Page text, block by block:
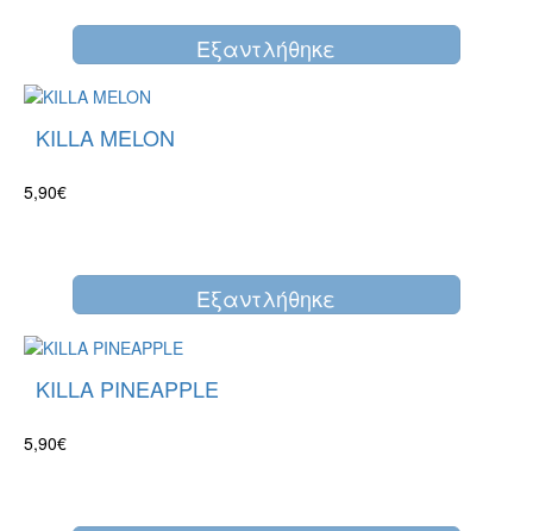
Eξαντλήθηκε
KILLA MELON
5,90€
Eξαντλήθηκε
KILLA PINEAPPLE
5,90€